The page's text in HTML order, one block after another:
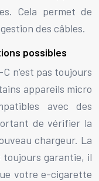
Cela permet de
des câbles.
possibles
n’est pas toujours
appareils micro
avec des
de vérifier la
chargeur. La
toujours garantie, il
votre e-cigarette